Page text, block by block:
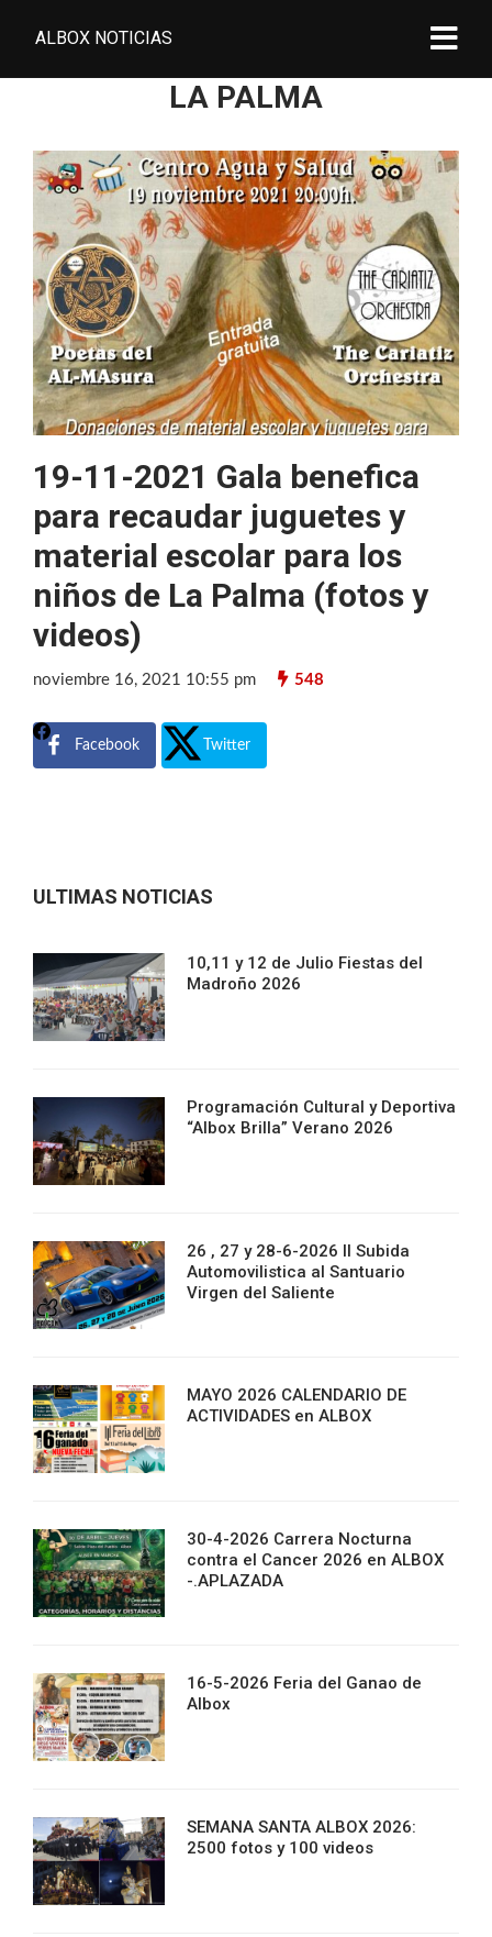
ALBOX NOTICIAS
LA PALMA
19-11-2021 Gala benefica
para recaudar juguetes y
material escolar para los
niños de La Palma (fotos y
videos)
noviembre 16, 2021 10:55 pm 548
Facebook Twitter
ULTIMAS NOTICIAS
10,11 y 12 de Julio Fiestas del
Madroño 2026
Programación Cultural y Deportiva
“Albox Brilla” Verano 2026
26 , 27 y 28-6-2026 II Subida
Automovilistica al Santuario
Virgen del Saliente
MAYO 2026 CALENDARIO DE
ACTIVIDADES en ALBOX
30-4-2026 Carrera Nocturna
contra el Cancer 2026 en ALBOX
-.APLAZADA
16-5-2026 Feria del Ganao de
Albox
SEMANA SANTA ALBOX 2026:
2500 fotos y 100 videos